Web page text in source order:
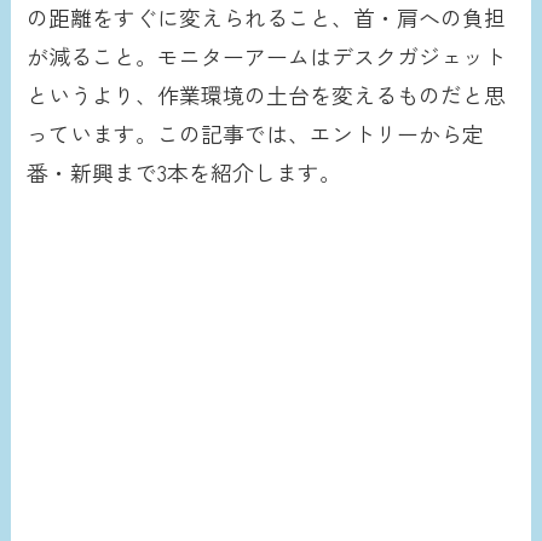
の距離をすぐに変えられること、首・肩への負担
が減ること。モニターアームはデスクガジェット
というより、作業環境の土台を変えるものだと思
っています。この記事では、エントリーから定
番・新興まで3本を紹介します。